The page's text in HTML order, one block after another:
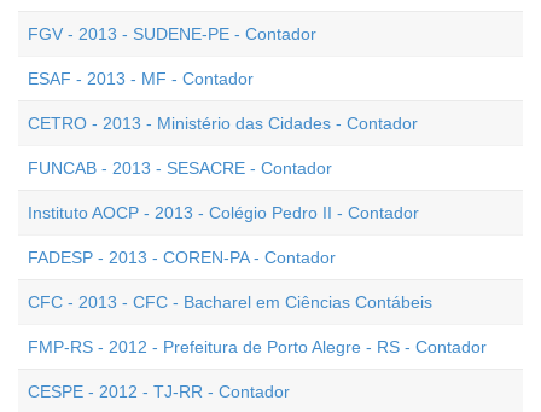
FGV - 2013 - SUDENE-PE - Contador
ESAF - 2013 - MF - Contador
CETRO - 2013 - Ministério das Cidades - Contador
FUNCAB - 2013 - SESACRE - Contador
Instituto AOCP - 2013 - Colégio Pedro II - Contador
FADESP - 2013 - COREN-PA - Contador
CFC - 2013 - CFC - Bacharel em Ciências Contábeis
FMP-RS - 2012 - Prefeitura de Porto Alegre - RS - Contador
CESPE - 2012 - TJ-RR - Contador